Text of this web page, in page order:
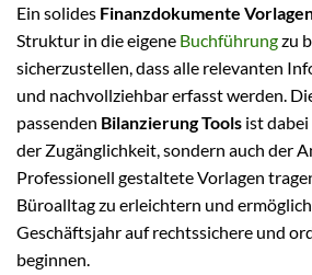
Ein solides Finanzdokumente
Struktur in die eigene Buchführungzu
sicherzustellen, dass alle relevanten
und nachvollziehbar erfasst werden.
passenden Bilanzierung Tools ist
der Zugänglichkeit, sondern auch der
Professionell gestaltete Vorlagen
Büroalltag zu erleichtern und
Geschäftsjahr auf rechtssichere und
beginnen.